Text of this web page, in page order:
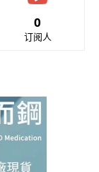
0
订阅人